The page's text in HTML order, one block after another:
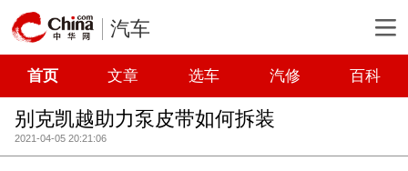
汽车
首页 文章 选车 汽修 百科
别克凯越助力泵皮带如何拆装
2021-04-05 20:21:06